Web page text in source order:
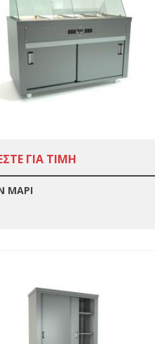
ΓΙΑ ΤΙΜΗ
ΜΑΡΙ